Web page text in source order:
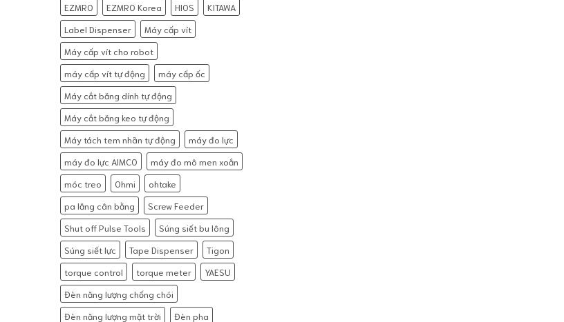
EZMRO
EZMRO Korea HIOS
KITAWA
Label Dispenser
Máy cấp vít
Máy cấp vít cho robot
máy cấp vít tự động
máy cấp ốc
Máy cắt băng dính tự động
Máy cắt băng keo tự động
Máy tách tem nhãn tự động
máy đo lực
máy đo lực AIMCO
máy đo mô men xoắn
móc treo
Ohmi
ohtake
pa lăng cân bằng
Screw Feeder
Shut off Pulse Tools
Súng siết bu lông
Súng siết lực
Tape Dispenser
Tigon
torque control
torque meter
YAESU
Đèn năng lượng chống chói
Đèn năng lượng mặt trời
Đèn pha